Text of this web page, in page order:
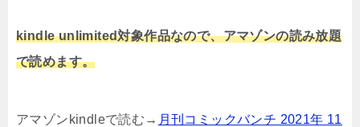
kindle unlimited対象作品なので、アマゾンの読み放題
で読めます。
アマゾンkindleで読む→ 月刊コミックバンチ 2021年 11